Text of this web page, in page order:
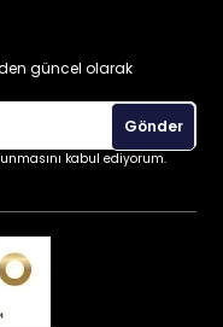
güncel olarak
Gönder
kabul ediyorum.